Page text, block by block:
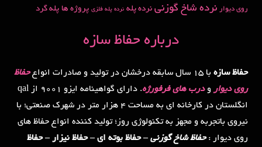
روی دیوار نرده شاخ گوزنی نرده پله نرده پله فلزی پروژه ها پله گرد
درباره حفاظ سازه
حفاظ سازه با 15 سال سابقه درخشان در تولید و صادرات انواع
حفاظ
روی دیوار ودرب های فرفورژه
. دارای گواهینامه ایزو 9001 از qal
انگلستان در کارخانه ای به مساحت 4 هزار متر در شهرک صنعتی؛ با
نیروی باتجربه و مجهز به تکنولوژی روز؛ تولید کننده انواع حفاظ های
روی دیوار :حفاظ شاخ گوزنی– حفاظ بوته ای – حفاظ نیزار – حفاظ